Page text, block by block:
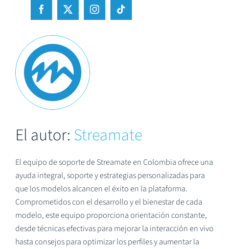
El autor:Streamate
El equipo de soporte de Streamate en Colombia ofrece una
ayuda integral, soporte y estrategias personalizadas para
que los modelos alcancen el éxito en la plataforma.
Comprometidos con el desarrollo y el bienestar de cada
modelo, este equipo proporciona orientación constante,
desde técnicas efectivas para mejorar la interacción en vivo
hasta consejos para optimizar los perfiles y aumentar la